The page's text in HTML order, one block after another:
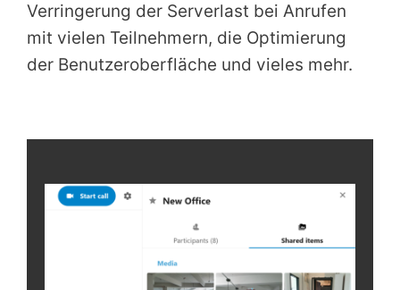
Verringerung der Serverlast bei Anrufen
mit vielen Teilnehmern, die Optimierung
der Benutzeroberfläche und vieles mehr.